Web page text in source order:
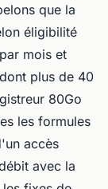
que la
éligibilité
mois et
plus de 40
80Go
les formules
accès
avec la